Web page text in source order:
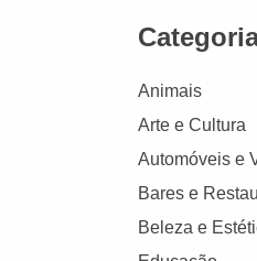
Animais
Arte e Cultura
Automóveis e
Bares e
Beleza e